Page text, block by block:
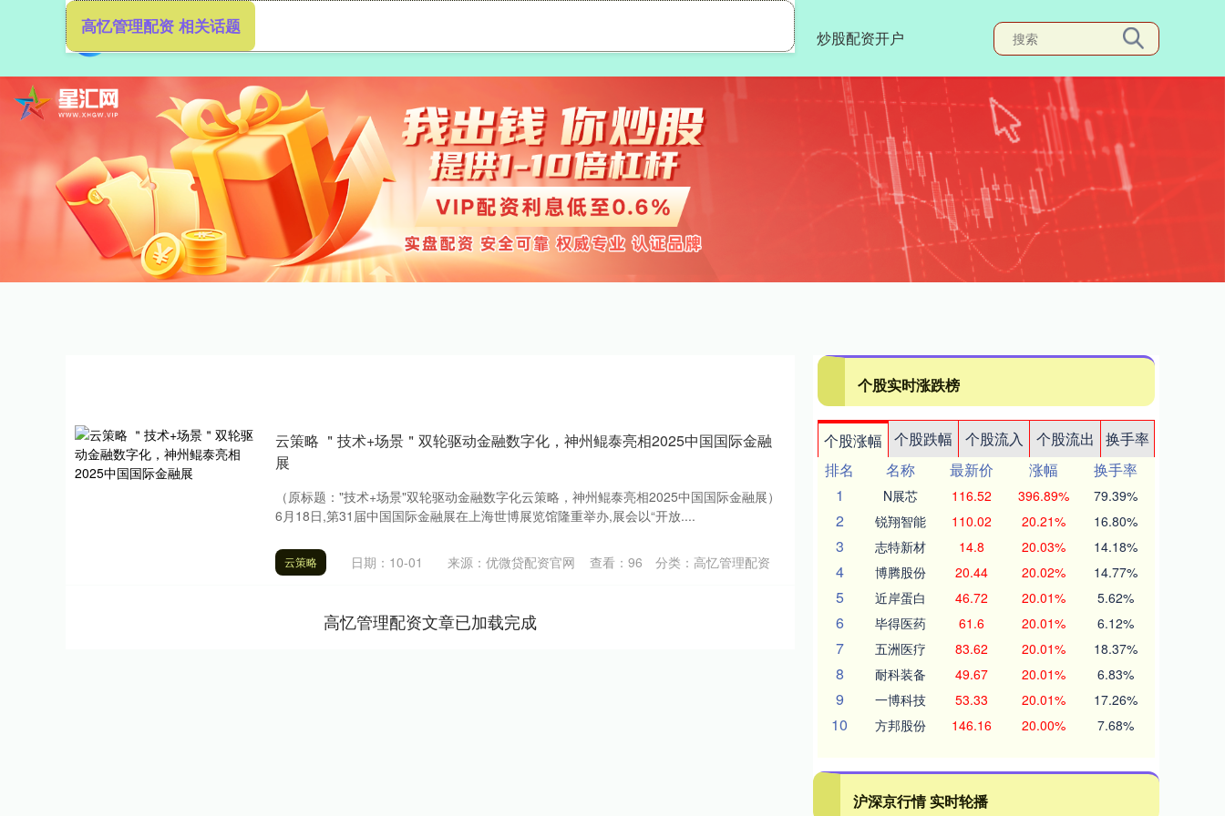
炒股配资开户
高忆管理配资 相关话题
云策略 ＂技术+场景＂双轮驱动金融数字化，神州鲲泰亮相2025中国国际金融
展
（原标题："技术+场景"双轮驱动金融数字化云策略，神州鲲泰亮相2025中国国际金融展）
6月18日,第31届中国国际金融展在上海世博展览馆隆重举办,展会以“开放....
云策略 日期：10-01 来源：优微贷配资官网 查看：96 分类： 高忆管理配资
高忆管理配资文章已加载完成
个股实时涨跌榜
个股涨幅 个股跌幅 个股流入 个股流出
换手率
排名
名称 最新价 涨幅
换手率
1
N展芯 116.52 396.89% 79.39%
2 锐翔智能 110.02 20.21% 16.80%
3 志特新材 14.8 20.03% 14.18%
4 博腾股份 20.44 20.02% 14.77%
5 近岸蛋白 46.72 20.01% 5.62%
6 毕得医药 61.6 20.01% 6.12%
7 五洲医疗 83.62 20.01% 18.37%
8 耐科装备 49.67 20.01% 6.83%
9 一博科技 53.33 20.01% 17.26%
10 方邦股份 146.16 20.00% 7.68%
沪深京行情 实时轮播